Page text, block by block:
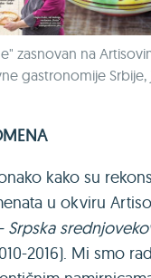
zasnovan na
gastronomije Srbije,
kako su
u okviru
2016). Mi smo